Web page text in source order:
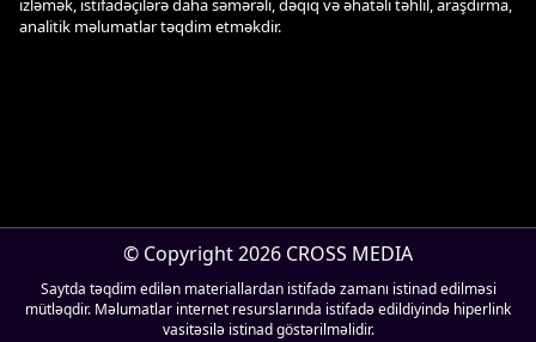
izləmək, istifadəçilərə daha səmərəli, dəqiq və əhatəli təhlil, araşdırma,
analitik məlumatlar təqdim etməkdir.
© Copyright 2026 CROSS MEDIA
Saytda təqdim edilən materiallardan istifadə zamanı istinad edilməsi
mütləqdir. Məlumatlar internet resurslarında istifadə edildiyində hiperlink
vasitəsilə istinad göstərilməlidir.